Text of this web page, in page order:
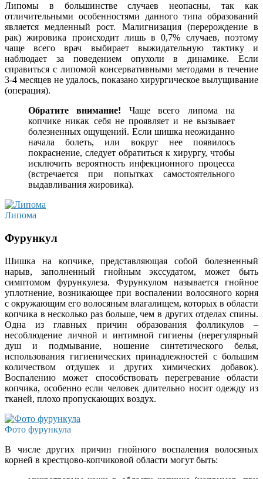
Липомы в большинстве случаев неопасны, так как
отличительными особенностями данного типа образований
является медленный рост. Малигнизация (перерождение в
рак) жировика происходит лишь в 0,7% случаев, поэтому
чаще всего врач выбирает выжидательную тактику и
наблюдает за поведением опухоли в динамике. Если
справиться с липомой консервативными методами в течение
3-4 месяцев не удалось, показано хирургическое вылущивание
(операция).
Обратите внимание! Чаще всего липома на
копчике никак себя не проявляет и не вызывает
болезненных ощущений. Если шишка неожиданно
начала болеть, или вокруг нее появилось
покраснение, следует обратиться к хирургу, чтобы
исключить вероятность инфекционного процесса
(встречается при попытках самостоятельного
выдавливания жировика).
Липома
Фурункул
Шишка на копчике, представляющая собой болезненный
нарыв, заполненный гнойным экссудатом, может быть
симптомом фурункулеза. Фурункулом называется гнойное
уплотнение, возникающее при воспалении волосяного корня
с окружающим его волосяным влагалищем, которых в области
копчика в несколько раз больше, чем в других отделах спины.
Одна из главных причин образования фолликулов –
несоблюдение личной и интимной гигиены (нерегулярный
душ и подмывание, ношение синтетического белья,
использования гигиенических принадлежностей с большим
количеством отдушек и других химических добавок).
Воспалению может способствовать перегревание области
копчика, особенно если человек длительно носит одежду из
тканей, плохо пропускающих воздух.
Фото фурункула
В числе других причин гнойного воспаления волосяных
корней в крестцово-копчиковой области могут быть: